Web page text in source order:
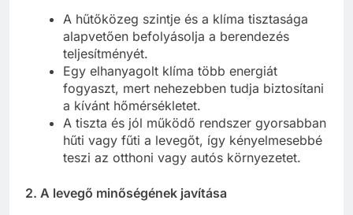
A hűtőközeg szintje és a klíma tisztasága
alapvetően befolyásolja a berendezés
teljesítményét.
Egy elhanyagolt klíma több energiát
fogyaszt, mert nehezebben tudja biztosítani
a kívánt hőmérsékletet.
A tiszta és jól működő rendszer gyorsabban
hűti vagy fűti a levegőt, így kényelmesebbé
teszi az otthoni vagy autós környezetet.
2. A levegő minőségének javítása